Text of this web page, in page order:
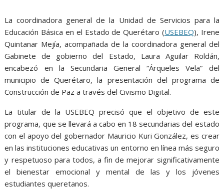
o
k
e
r p
p
n
g
e
r
r
a
m
La coordinadora general de la Unidad de Servicios para la
Educación Básica en el Estado de Querétaro (USEBEQ), Irene
Quintanar Mejía, acompañada de la coordinadora general del
Gabinete de gobierno del Estado, Laura Aguilar Roldán,
encabezó en la Secundaria General “Árqueles Vela” del
municipio de Querétaro, la presentación del programa de
Construcción de Paz a través del Civismo Digital.
La titular de la USEBEQ precisó que el objetivo de este
programa, que se llevará a cabo en 18 secundarias del estado
con el apoyo del gobernador Mauricio Kuri González, es crear
en las instituciones educativas un entorno en línea más seguro
y respetuoso para todos, a fin de mejorar significativamente
el bienestar emocional y mental de las y los jóvenes
estudiantes queretanos.